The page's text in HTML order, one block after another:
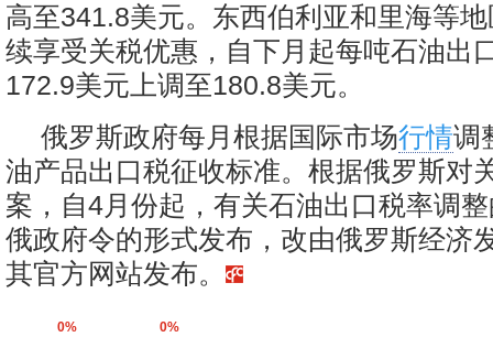
高至341.8美元。东西伯利亚和里海等
续享受关税优惠，自下月起每吨石油出
172.9美元上调至180.8美元。
俄罗斯政府每月根据国际市场行情调
油产品出口税征收标准。根据俄罗斯对
案，自4月份起，有关石油出口税率调
俄政府令的形式发布，改由俄罗斯经济
其官方网站发布。
0% 0%